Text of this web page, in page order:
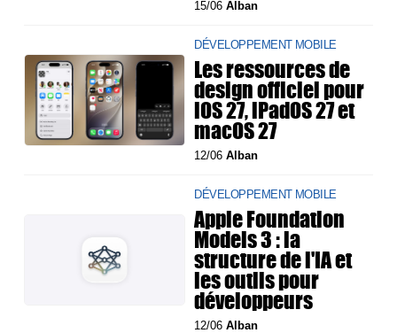
15/06Alban
DÉVELOPPEMENT MOBILE
Les ressources de
design officiel pour
iOS 27, iPadOS 27 et
macOS 27
12/06Alban
DÉVELOPPEMENT MOBILE
Apple Foundation
Models 3 : la
structure de l'IA et
les outils pour
développeurs
12/06Alban